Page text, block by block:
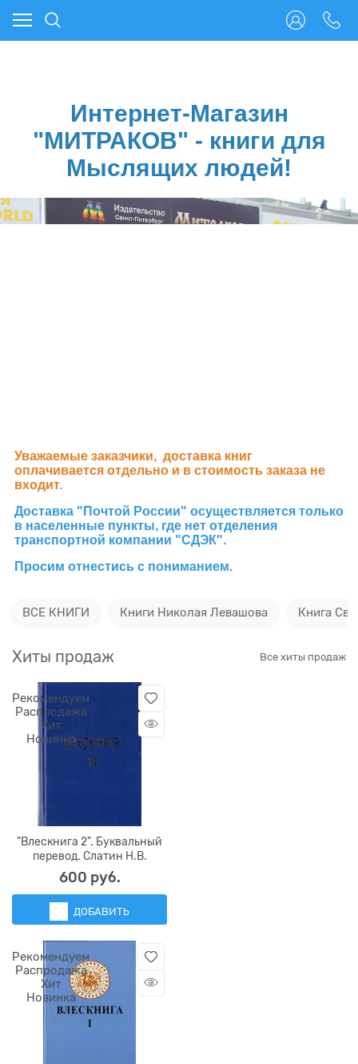
Интернет-Магазин
"МИТРАКОВ" - книги для
Мыслящих людей!
Уважаемые заказчики, доставка книг
оплачивается отдельно и в стоимость заказа не
входит.
Доставка "Почтой России" осуществляется только
в населенные пункты, где нет отделения
транспортной компании "СДЭК".
Просим отнестись с пониманием.
ВСЕ КНИГИ Книги Николая Левашова Книга
Хиты продаж Все хиты продаж
Рекомендуем
Распродажа
Хит
Новинка
"Влескнига 2". Буквальный
перевод. Слатин Н.В.
600 руб.
ДОБАВИТЬ
Рекомендуем
Распродажа
Хит
Новинка